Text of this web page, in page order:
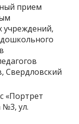
прием
учреждений,
Свердловский
«Портрет
№3, ул.